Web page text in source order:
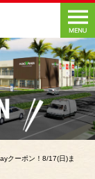
クーポン！8/17(日)ま